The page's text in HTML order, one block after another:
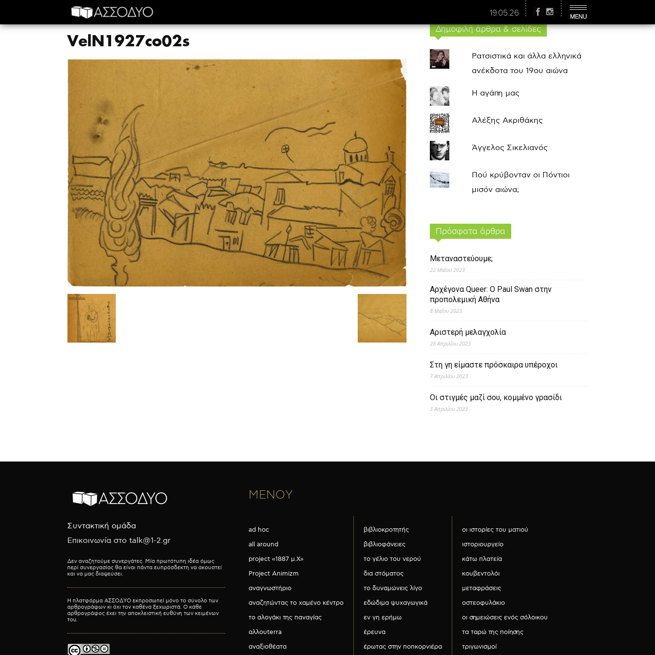
19.05.26
VelN1927co02s
Δημοφιλή άρθρα & σελίδες
Ρατσιστικά και άλλα ελληνικά
ανέκδοτα του 19ου αιώνα
Η αγάπη μας
Αλέξης Ακριθάκης
Άγγελος Σικελιανός
Πού κρύβονταν οι Πόντιοι
μισόν αιώνα;
Πρόσφατα άρθρα
Μεταναστεύουμε;
22 Μαΐου 2023
Αρχέγονα Queer: O Paul Swan στην
προπολεμική Αθήνα
8 Μαΐου 2023
Αριστερή μελαγχολία
28 Απριλίου 2023
Στη γη είμαστε πρόσκαιρα υπέροχοι
7 Απριλίου 2023
Οι στιγμές μαζί σου, κομμένο γρασίδι
3 Απριλίου 2023
Συντακτική ομάδα
Επικοινωνία στο talk@1-2.gr
Δεν αναζητούμε συνεργάτες. Μία πρωτότυπη ιδέα όμως
περί συνεργασίας θα είναι πάντα ευπρόσδεκτη να ακουστεί
και να μας διαψεύσει.
Η πλατφόρμα ΑΣΣΟΔΥΟ εκπροσωπεί μόνο το σύνολο των
αρθρογράφων κι όχι τον καθένα ξεχωριστά. Ο κάθε
αρθρογράφος έχει την αποκλειστική ευθύνη των κειμένων
του.
ΜΕΝΟΥ
ad hoc
all around
project «1887 μ.Χ»
Project Animizm
αναγνωστήριο
αναζητώντας το χαμένο κέντρο
το αλογάκι της παναγίας
αλλουterra
αναξιοθέατα
βιβλιοκροτητής
βιβλιοφάνειες
το γέλιο του νερού
δια στόματος
το δυναμώνεις λίγο
εδώδιμα ψυχαγωγικά
εν γη ερήμω
έρευνα
έρωτας στην ποπκορνιέρα
οι ιστορίες του ματιού
ιστοριουργείο
κάτω πλατεία
κουβεντολόι
μεταφράσεις
οστεοφυλάκιο
οι σημειώσεις ενός σόλοικου
τα ταρώ της ποίησης
τριγωνισμοί